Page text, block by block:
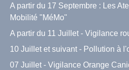
A partir du 17 Septembre : Les
Mobilité "MéMo"
A partir du 11 Juillet - Vigilance
10 Juillet et suivant - Pollution à
07 Juillet - Vigilance Orange